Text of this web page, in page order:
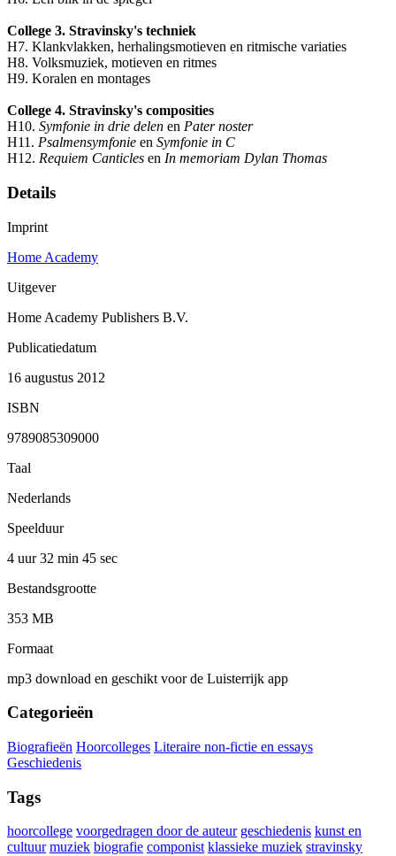
College 3. Stravinsky's techniek
H7. Klankvlakken, herhalingsmotieven en ritmische variaties
H8. Volksmuziek, motieven en ritmes
H9. Koralen en montages
College 4. Stravinsky's composities
H10. Symfonie in drie delen en Pater noster
H11. Psalmensymfonie en Symfonie in C
H12. Requiem Canticles en In memoriam Dylan Thomas
Details
Imprint
Home Academy
Uitgever
Home Academy Publishers B.V.
Publicatiedatum
16 augustus 2012
ISBN
9789085309000
Taal
Nederlands
Speelduur
4 uur 32 min 45 sec
Bestandsgrootte
353 MB
Formaat
mp3 download en geschikt voor de Luisterrijk app
Categorieën
Biografieën Hoorcolleges Literaire non-fictie en essays
Geschiedenis
Tags
hoorcollege voorgedragen door de auteur geschiedenis kunst en
cultuur muziek biografie componist klassieke muziek stravinsky